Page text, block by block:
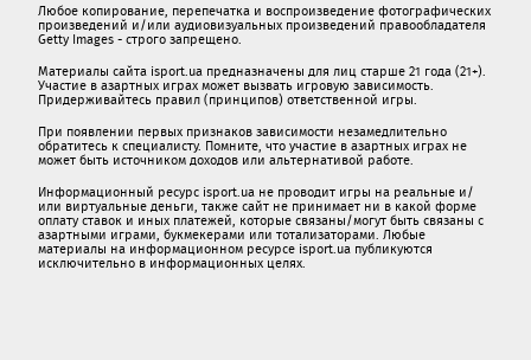
Любое копирование, перепечатка и воспроизведение фотографических
произведений и/или аудиовизуальных произведений правообладателя
Getty Images - строго запрещено.
Материалы сайта isport.ua предназначены для лиц старше 21 года (21+).
Участие в азартных играх может вызвать игровую зависимость.
Придерживайтесь правил (принципов) ответственной игры.
При появлении первых признаков зависимости незамедлительно
обратитесь к специалисту. Помните, что участие в азартных играх не
может быть источником доходов или альтернативой работе.
Информационный ресурс isport.ua не проводит игры на реальные и/
или виртуальные деньги, также сайт не принимает ни в какой форме
oплaту ставок и иных платежей, которые связаны/могут быть связаны c
азартными игрaми, букмекерами или тотализаторами. Любые
материалы на информационном ресурсе isport.ua публикуютcя
исключительно в информационных целях.